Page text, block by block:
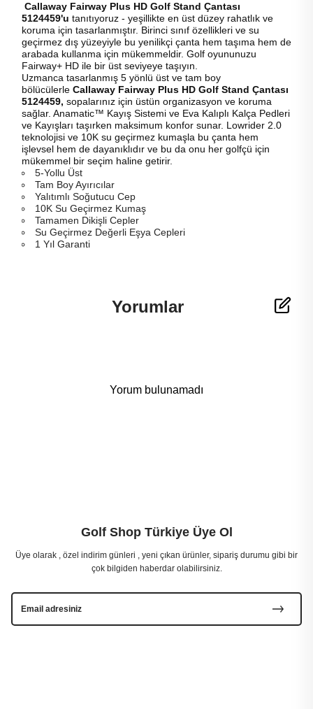
Callaway Fairway Plus HD Golf Stand Çantası
5124459'u tanıtıyoruz - yeşillikte en üst düzey rahatlık ve
koruma için tasarlanmıştır. Birinci sınıf özellikleri ve su
geçirmez dış yüzeyiyle bu yenilikçi çanta hem taşıma hem de
arabada kullanma için mükemmeldir. Golf oyununuzu
Fairway+ HD ile bir üst seviyeye taşıyın.
Uzmanca tasarlanmış 5 yönlü üst ve tam boy
bölücülerle Callaway Fairway Plus HD Golf Stand Çantası
5124459, sopalarınız için üstün organizasyon ve koruma
sağlar. Anamatic™ Kayış Sistemi ve Eva Kalıplı Kalça Pedleri
ve Kayışları taşırken maksimum konfor sunar. Lowrider 2.0
teknolojisi ve 10K su geçirmez kumaşla bu çanta hem
işlevsel hem de dayanıklıdır ve bu da onu her golfçü için
mükemmel bir seçim haline getirir.
5-Yollu Üst
Tam Boy Ayırıcılar
Yalıtımlı Soğutucu Cep
10K Su Geçirmez Kumaş
Tamamen Dikişli Cepler
Su Geçirmez Değerli Eşya Cepleri
1 Yıl Garanti
Yorumlar
Yorum bulunamadı
Golf Shop Türkiye Üye Ol
Üye olarak , özel indirim günleri , yeni çıkan ürünler, sipariş durumu gibi bir
çok bilgiden haberdar olabilirsiniz.